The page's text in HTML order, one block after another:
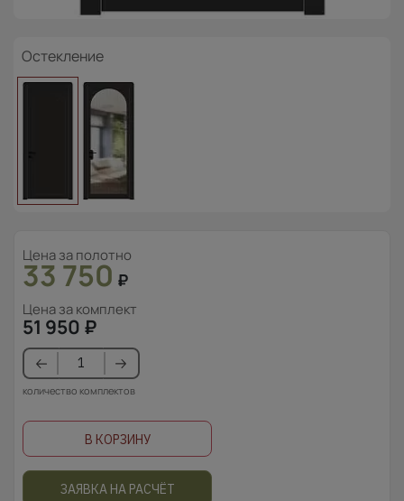
Остекление
Цена за полотно
33 750 ₽
Цена за комплект
51 950 ₽
количество комплектов
В КОРЗИНУ
ЗАЯВКА НА РАСЧЁТ